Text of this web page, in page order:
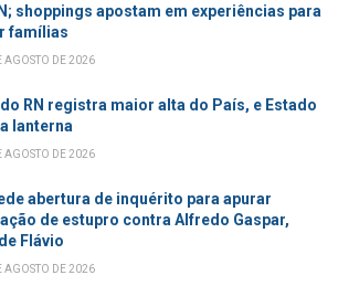
shoppings apostam em experiências para
famílias
AGOSTO DE 2026
RN registra maior alta do País, e Estado
lanterna
AGOSTO DE 2026
abertura de inquérito para apurar
de estupro contra Alfredo Gaspar,
Flávio
AGOSTO DE 2026